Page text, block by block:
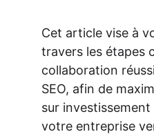
Cet article vise à
travers les étapes
collaboration
SEO, afin de
sur
votre entreprise